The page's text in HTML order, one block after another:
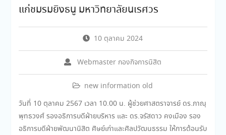
แก่ชมรมยิงธนู มหาวิทยาลัยนเรศวร
10 ตุลาคม 2024
Webmaster กองกิจการนิสิต
new information old
วันที่ 10 ตุลาคม 2567 เวลา 10.00 น. ผู้ช่วยศาสตราจารย์ ดร.ภาณุ
พุทธวงศ์ รองอธิการบดีฝ่ายบริหาร และ ดร.จรัสดาว คงเมือง รอง
อธิการบดีฝ่ายพัฒนานิสิต ศิษย์เก่าและศิลปวัฒนธรรม ให้การต้อนรับ